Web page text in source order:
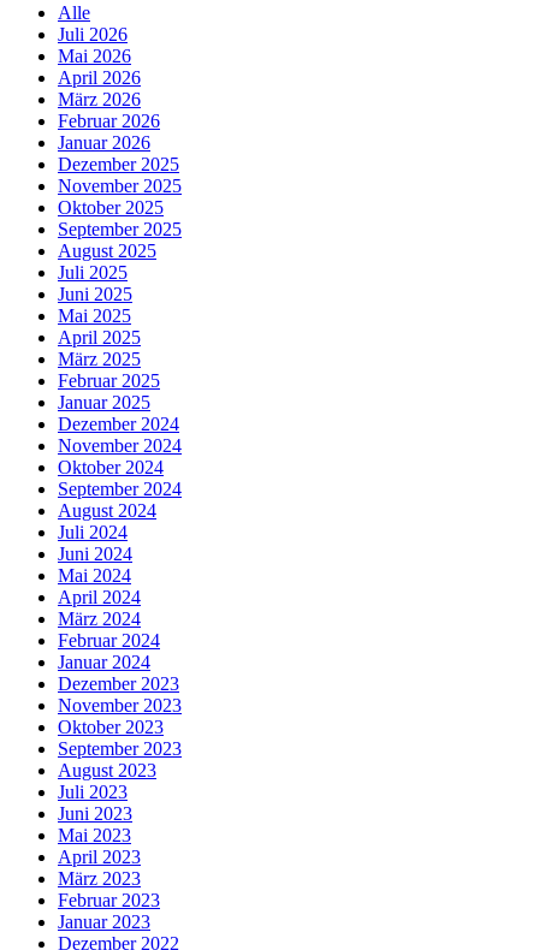
Alle
Juli 2026
Mai 2026
April 2026
März 2026
Februar 2026
Januar 2026
Dezember 2025
November 2025
Oktober 2025
September 2025
August 2025
Juli 2025
Juni 2025
Mai 2025
April 2025
März 2025
Februar 2025
Januar 2025
Dezember 2024
November 2024
Oktober 2024
September 2024
August 2024
Juli 2024
Juni 2024
Mai 2024
April 2024
März 2024
Februar 2024
Januar 2024
Dezember 2023
November 2023
Oktober 2023
September 2023
August 2023
Juli 2023
Juni 2023
Mai 2023
April 2023
März 2023
Februar 2023
Januar 2023
Dezember 2022